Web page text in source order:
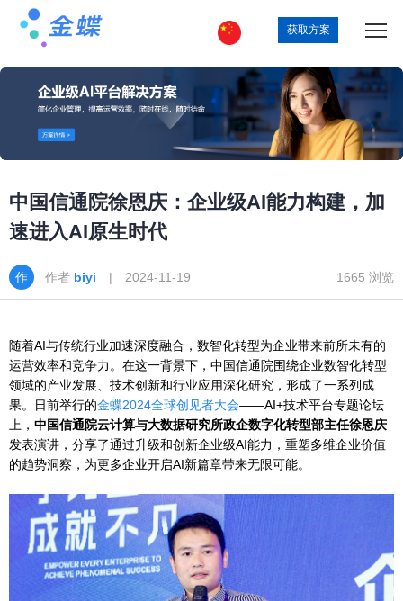
获取方案
中国信通院徐恩庆：企业级AI能力构建，加
速进入AI原生时代
作者 biyi | 2024-11-19 1665 浏览
随着AI与传统行业加速深度融合，数智化转型为企业带来前所未有的
运营效率和竞争力。在这一背景下，中国信通院围绕企业数智化转型
领域的产业发展、技术创新和行业应用深化研究，形成了一系列成
果。日前举行的金蝶2024全球创见者大会——AI+技术平台专题论坛
上， 中国信通院云计算与大数据研究所政企数字化转型部主任徐恩庆
发表演讲，分享了通过升级和创新企业级AI能力，重塑多维企业价值
的趋势洞察，为更多企业开启AI新篇章带来无限可能。